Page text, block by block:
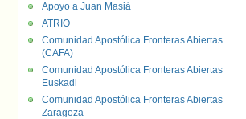
Apoyo a Juan Masiá
ATRIO
Comunidad Apostólica Fronteras Abiertas
(CAFA)
Comunidad Apostólica Fronteras Abiertas
Euskadi
Comunidad Apostólica Fronteras Abiertas
Zaragoza